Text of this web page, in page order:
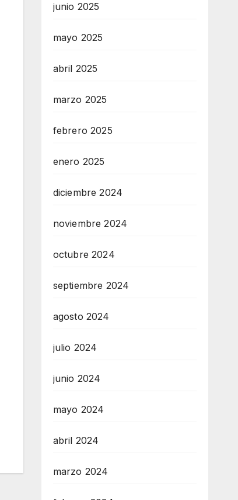
junio 2025
mayo 2025
abril 2025
marzo 2025
febrero 2025
enero 2025
diciembre 2024
noviembre 2024
octubre 2024
septiembre 2024
agosto 2024
julio 2024
junio 2024
mayo 2024
abril 2024
marzo 2024